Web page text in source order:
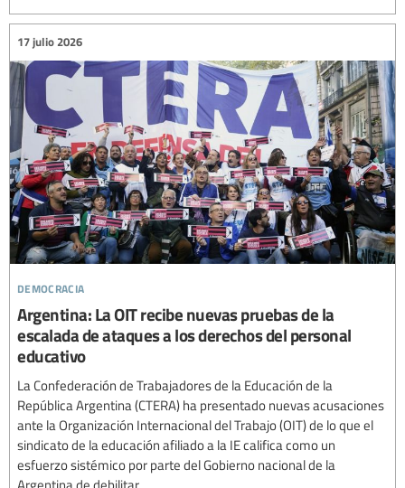
democracia
17 julio 2026
Argentina: La OIT recibe nuevas pruebas de la
escalada de ataques a los derechos del personal
educativo
La Confederación de Trabajadores de la Educación de la
República Argentina (CTERA) ha presentado nuevas acusaciones
ante la Organización Internacional del Trabajo (OIT) de lo que el
sindicato de la educación afiliado a la IE califica como un
esfuerzo sistémico por parte del Gobierno nacional de la